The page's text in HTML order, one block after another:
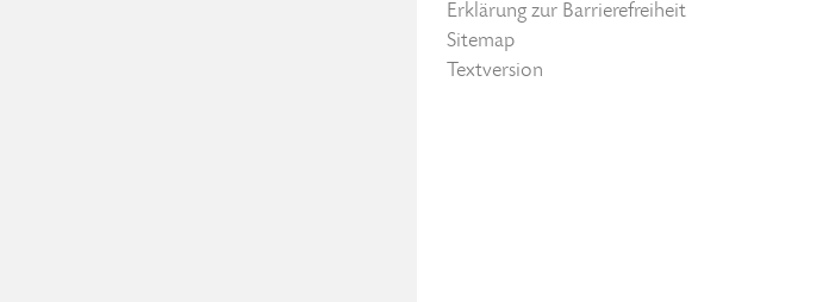
Erklärung zur Barrierefreiheit
Sitemap
Textversion